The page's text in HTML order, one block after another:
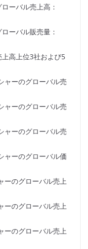
ーバル売上高：
ーバル販売量：
上高上位3社および5
ャーのグローバル売
ャーのグローバル売
ャーのグローバル売
ャーのグローバル価
ーのグローバル売上
ーのグローバル売上
ーのグローバル売上